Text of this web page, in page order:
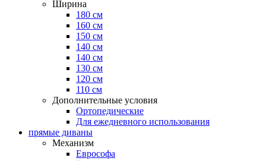
Ширина
180 см
160 см
150 см
140 см
140 см
130 см
120 см
110 см
Дополнительные условия
Ортопедические
Для ежедневного использования
прямые диваны
Механизм
Еврософа